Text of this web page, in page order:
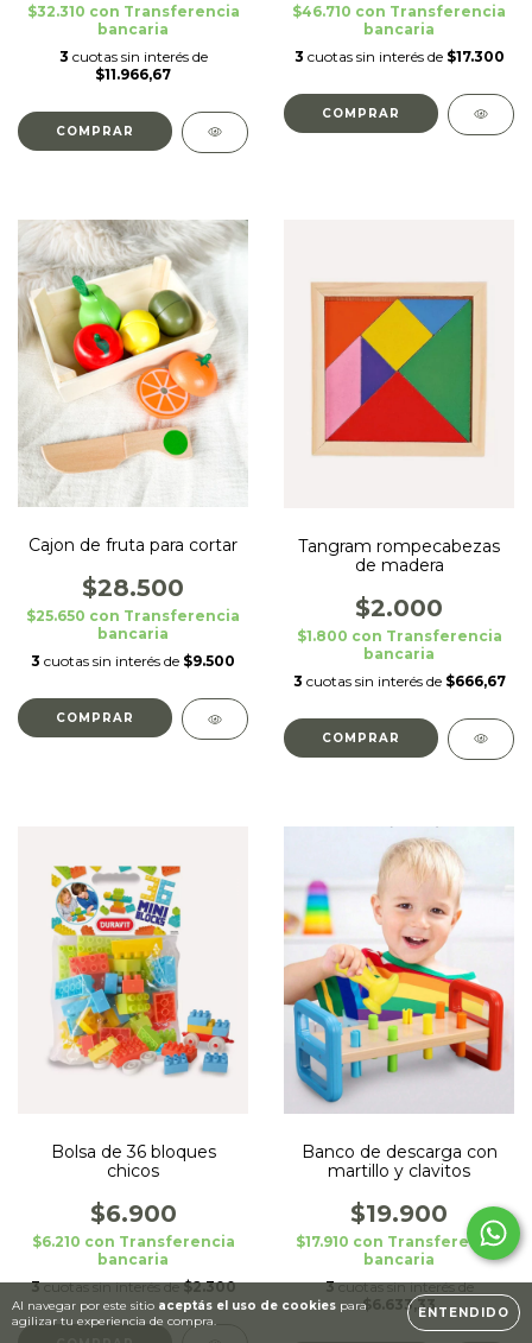
Al navegar por este sitio aceptás el uso de cookies para
agilizar tu experiencia de compra.
ENTENDIDO
$32.310 con Transferencia
bancaria
3 cuotas sin interés de
$11.966,67
$46.710 con Transferencia
bancaria
3 cuotas sin interés de $17.300
Cajon de fruta para cortar
$28.500
$25.650 con Transferencia
bancaria
3 cuotas sin interés de $9.500
Tangram rompecabezas
de madera
$2.000
$1.800 con Transferencia
bancaria
3 cuotas sin interés de $666,67
Bolsa de 36 bloques
chicos
$6.900
$6.210 con Transferencia
bancaria
3 cuotas sin interés de$2.300
Banco de descarga con
martillo y clavitos
$19.900
$17.910 con Transferencia
bancaria
3 cuotas sin interés de
$6.633,33